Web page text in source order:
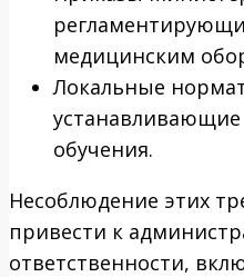
медицинским
Локальные
обучения.
Несоблюдение этих
привести к
ответственности,